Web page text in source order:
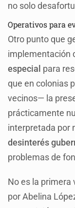
no solo
Operativos para
Otro punto que
implementación
especial para
que en colonias
vecinos— la
prácticamente
interpretada por
desinterés
problemas de
No es la primera
por Abelina